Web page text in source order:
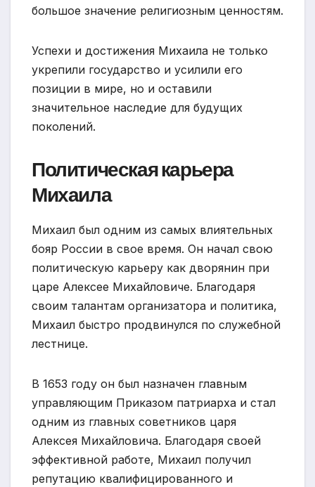
большое значение религиозным ценностям.
Успехи и достижения Михаила не только
укрепили государство и усилили его
позиции в мире, но и оставили
значительное наследие для будущих
поколений.
Политическая карьера
Михаила
Михаил был одним из самых влиятельных
бояр России в свое время. Он начал свою
политическую карьеру как дворянин при
царе Алексее Михайловиче. Благодаря
своим талантам организатора и политика,
Михаил быстро продвинулся по служебной
лестнице.
В 1653 году он был назначен главным
управляющим Приказом патриарха и стал
одним из главных советников царя
Алексея Михайловича. Благодаря своей
эффективной работе, Михаил получил
репутацию квалифицированного и